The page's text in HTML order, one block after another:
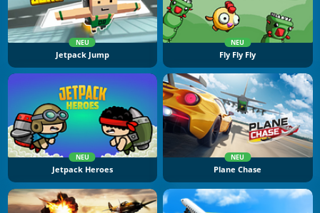
NEU
Jetpack Jump
NEU
Fly Fly Fly
NEU
Jetpack Heroes
NEU
Plane Chase